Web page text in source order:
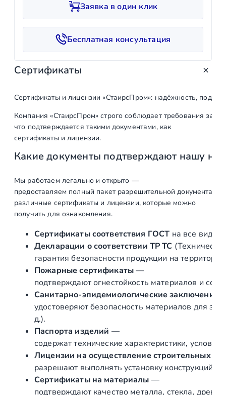
е
в
о
о
а
р
а
С
е
к
л
о
Заявка в один клик
Бесплатная консультация
Сертификаты
Сертификаты и лицензии «СтаирсПром»: надёжность,
Компания «СтаирсПром» строго соблюдает требования
что подтверждается такими документами, как
сертификаты и лицензии.
Какие документы подтверждают нашу
Мы работаем легально и открыто —
предоставляем полный пакет разрешительной
различные сертификаты и лицензии, которые можно
получить для ознакомления.
Сертификаты соответствия ГОСТ на все виды
Декларации о соответствии ТР ТС
гарантия безопасности продукции на
Пожарные сертификаты—
подтверждают огнестойкость материалов и
Санитарно‑эпидемиологические заключения
удостоверяют безопасность материалов для
д.).
Паспорта изделий —
содержат технические характеристики,
Лицензии на осуществление строительных и
разрешают выполнять установку конструкций
Сертификаты на материалы —
подтверждают качество металла, стекла,